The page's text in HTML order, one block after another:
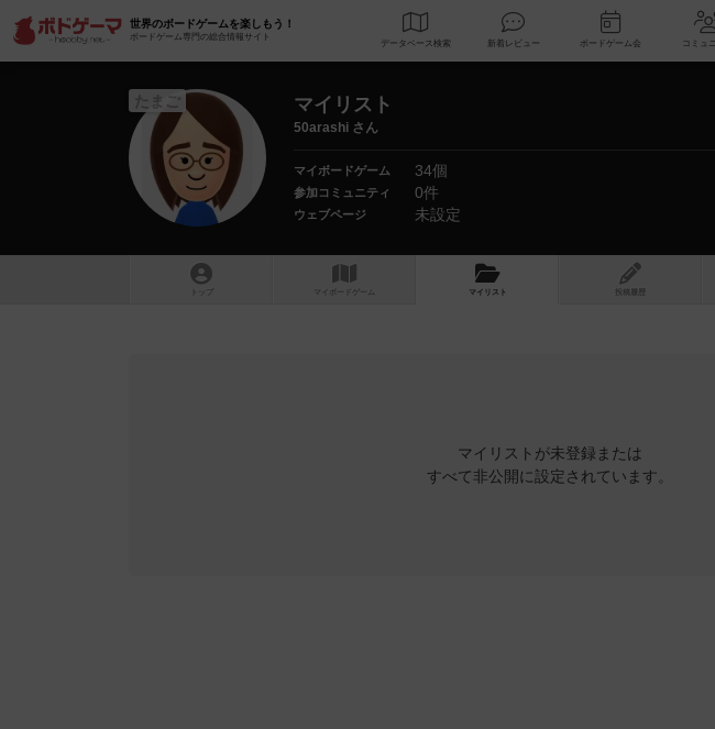
世界のボードゲームを楽しもう！
ボードゲーム専門の総合情報サイト
データベース 検索 新着レビュー ボードゲーム会
たまご マイリスト
50arashi さん
マイボードゲーム 34個
参加コミュニティ 0件
ウェブページ 未設定
トップ マイボードゲーム マイリスト 投稿履歴
マイリストが未登録または
すべて非公開に設定されています。